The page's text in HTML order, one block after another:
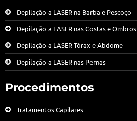
Depilação a LASER na Barba e Pescoço
Depilação a LASER nas Costas e Ombros
Depilação a LASER Tórax e Abdome
Depilação a LASER nas Pernas
Procedimentos
Tratamentos Capilares